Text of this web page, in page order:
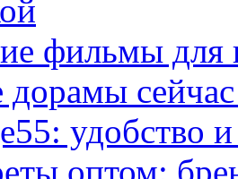
фильмы для
дорамы
удобство